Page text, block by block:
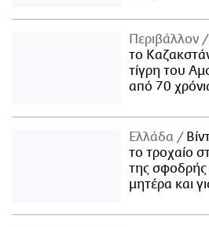
Περιβάλλον
το
τίγρη του
από 70
Ελλάδα
το τροχαίο
της
μητέρα και